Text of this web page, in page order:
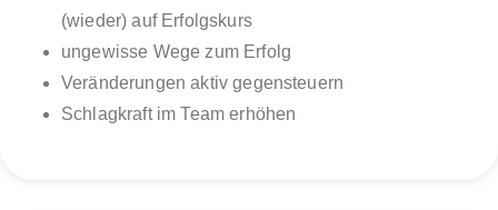
(wieder) auf Erfolgskurs
ungewisse Wege zum Erfolg
Veränderungen aktiv gegensteuern
Schlagkraft im Team erhöhen